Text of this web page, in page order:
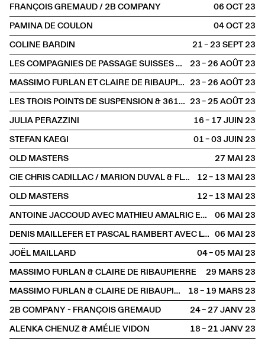
FRANÇOIS GREMAUD / 2B COMPANY
06 OCT2023
PAMINA DE COULON
04 OCT2023
COLINE BARDIN
21 – 23 SEPT2023
LES COMPAGNIES DE PASSAGE SUISSES AU FESTIVAL D'AURILLAC
23 – 26 AOÛT2023
MASSIMO FURLAN ET CLAIRE DE RIBAUPIERRE 23 – 26 AOÛT2023
LES TROIS POINTS DE SUSPENSION & 3615 DAKOTA 23 – 25 AOÛT2023
JULIA PERAZZINI
16 – 17 JUIN2023
STEFAN KAEGI
01 – 03 JUIN2023
OLD MASTERS
27 MAI2023
CIE CHRIS CADILLAC / MARION DUVAL & FLORIAN LEDUC
12 – 13 MAI2023
OLD MASTERS
12 – 13 MAI2023
ANTOINE JACCOUD AVEC MATHIEU AMALRIC ET MARTHE KELLER
06 MAI2023
DENIS MAILLEFER ET PASCAL RAMBERT AVEC LOLA GIOUSSE 06 MAI2023
JOËL MAILLARD
04 – 05 MAI2023
MASSIMO FURLAN & CLAIRE DE RIBAUPIERRE
29 MARS2023
MASSIMO FURLAN & CLAIRE DE RIBAUPIERRE
18 – 19 MARS2023
2B COMPANY - FRANÇOIS GREMAUD
24 – 27 JANV2023
ALENKA CHENUZ & AMÉLIE VIDON
18 – 21 JANV2023